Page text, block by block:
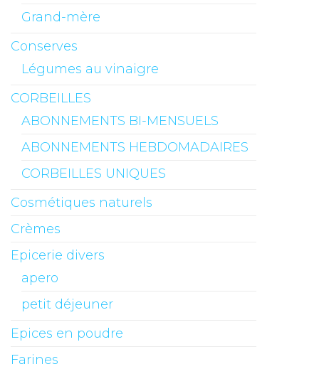
Grand-mère
Conserves
Légumes au vinaigre
CORBEILLES
ABONNEMENTS BI-MENSUELS
ABONNEMENTS HEBDOMADAIRES
CORBEILLES UNIQUES
Cosmétiques naturels
Crèmes
Epicerie divers
apero
petit déjeuner
Epices en poudre
Farines